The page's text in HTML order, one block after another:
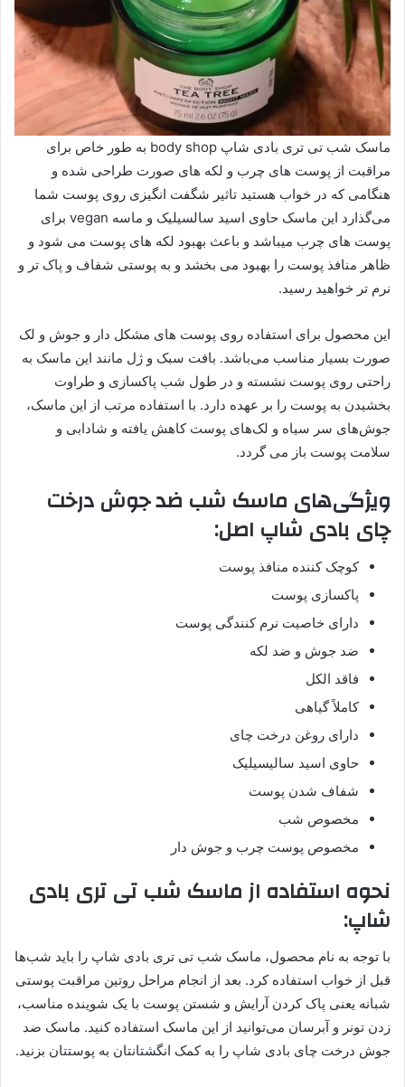
ماسک شب تی تری بادی شاپ body shop به طور خاص برای
مراقبت از پوست های چرب و لکه های صورت طراحی شده و
هنگامی که در خواب هستید تاثیر شگفت انگیزی روی پوست شما
می‌گذارد این ماسک حاوی اسید سالسیلیک و ماسه vegan برای
پوست های چرب میباشد و باعث بهبود لکه های پوست می شود و
ظاهر منافذ پوست را بهبود می بخشد و به پوستی شفاف و پاک تر و
نرم تر خواهید رسید.
این محصول برای استفاده روی پوست های مشکل دار و جوش و لک
صورت بسیار مناسب می‌باشد. بافت سبک و ژل مانند این ماسک به
راحتی روی پوست نشسته و در طول شب پاکسازی و طراوت
بخشیدن به پوست را بر عهده دارد. با استفاده مرتب از این ماسک،
جوش‌های سر سیاه و لک‌های پوست کاهش یافته و شادابی و
سلامت پوست باز می گردد.
ویژگی‌های ماسک شب ضد جوش درخت
چای بادی شاپ اصل:
کوچک کننده منافذ پوست
پاکسازی پوست
دارای خاصیت نرم کنندگی پوست
ضد جوش و ضد لکه
فاقد الکل
کاملاً گیاهی
دارای روغن درخت چای
حاوی اسید سالیسیلیک
شفاف شدن پوست
مخصوص شب
مخصوص پوست چرب و جوش دار
نحوه استفاده از ماسک شب تی تری بادی
شاپ:
با توجه به نام محصول، ماسک شب تی تری بادی شاپ را باید شب‌ها
قبل از خواب استفاده کرد. بعد از انجام مراحل روتین مراقبت پوستی
شبانه یعنی پاک کردن آرایش و شستن پوست با یک شوینده مناسب،
زدن تونر و آبرسان می‌توانید از این ماسک استفاده کنید. ماسک ضد
جوش درخت چای بادی شاپ را به کمک انگشتانتان به پوستتان بزنید.